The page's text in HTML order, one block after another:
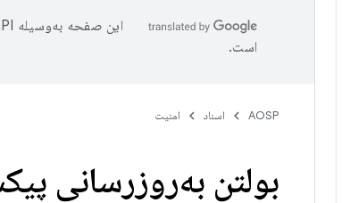
این صفحه به‌وسیله
است.
AOSP اسناد امنیت
بولتن به‌روزرسانی